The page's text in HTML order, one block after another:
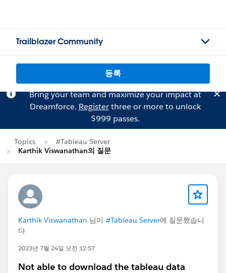
Trailblazer Community
등록
Bring your team and maximize your impact at
Dreamforce. Registerthree or more to unlock
$999 passes.
Topics
#Tableau Server
Karthik Viswanathan의 질문
Karthik Viswanathan 님이 #Tableau Server에 질문했습니
다
2023년 7월 24일 오전 12:57
Not able to download the tableau data